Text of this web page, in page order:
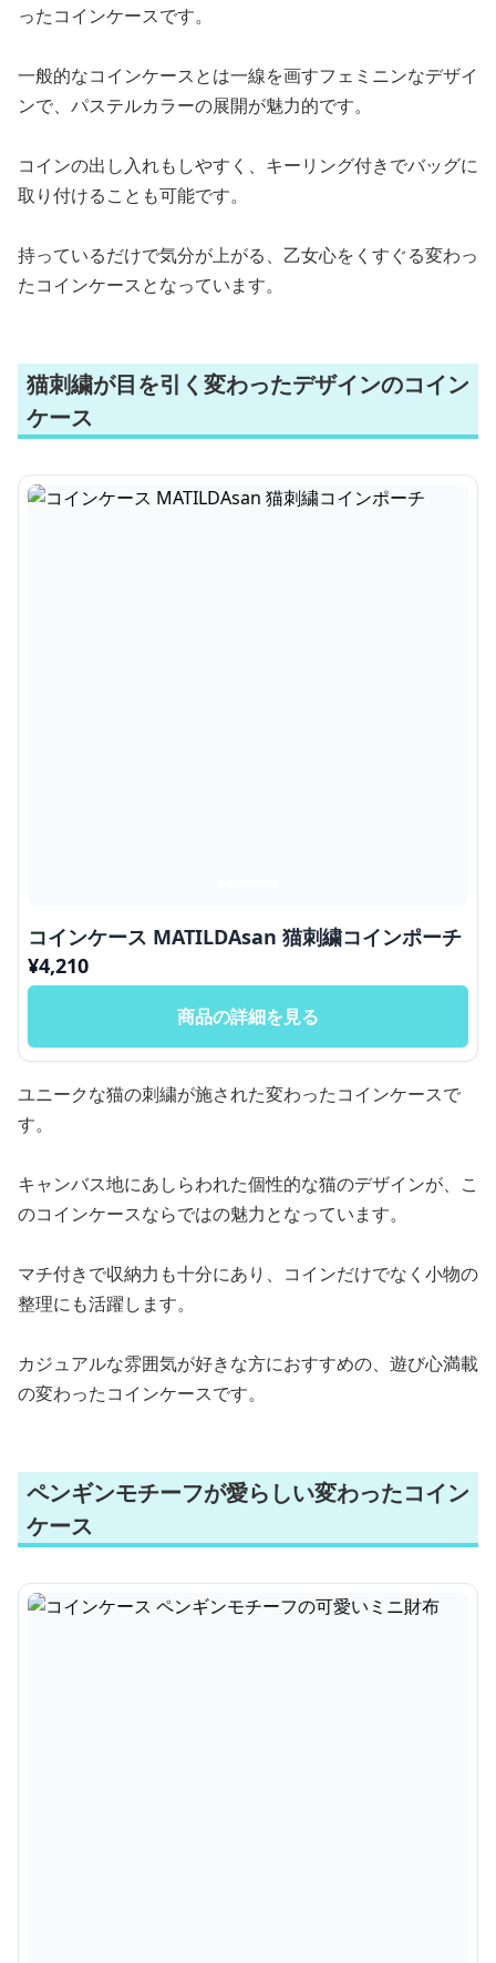
ったコインケースです。
一般的なコインケースとは一線を画すフェミニンなデザイ
ンで、パステルカラーの展開が魅力的です。
コインの出し入れもしやすく、キーリング付きでバッグに
取り付けることも可能です。
持っているだけで気分が上がる、乙女心をくすぐる変わっ
たコインケースとなっています。
猫刺繍が目を引く変わったデザインのコイン
ケース
コインケース MATILDAsan 猫刺繍コインポーチ
¥4,210
商品の詳細を見る
ユニークな猫の刺繍が施された変わったコインケースで
す。
キャンバス地にあしらわれた個性的な猫のデザインが、こ
のコインケースならではの魅力となっています。
マチ付きで収納力も十分にあり、コインだけでなく小物の
整理にも活躍します。
カジュアルな雰囲気が好きな方におすすめの、遊び心満載
の変わったコインケースです。
ペンギンモチーフが愛らしい変わったコイン
ケース